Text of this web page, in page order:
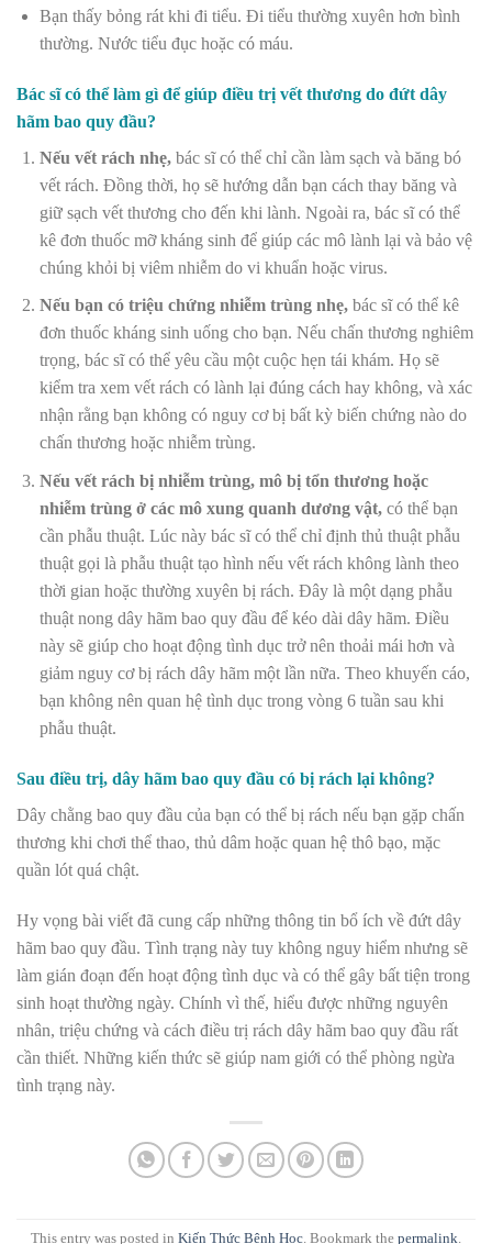
Bạn thấy bỏng rát khi đi tiểu. Đi tiểu thường xuyên hơn bình
thường. Nước tiểu đục hoặc có máu.
Bác sĩ có thể làm gì để giúp điều trị vết thương do đứt dây
hãm bao quy đầu?
Nếu vết rách nhẹ,bác sĩ có thể chỉ cần làm sạch và băng bó
vết rách. Đồng thời, họ sẽ hướng dẫn bạn cách thay băng và
giữ sạch vết thương cho đến khi lành. Ngoài ra, bác sĩ có thể
kê đơn thuốc mỡ kháng sinh để giúp các mô lành lại và bảo vệ
chúng khỏi bị viêm nhiễm do vi khuẩn hoặc virus.
Nếu bạn có triệu chứng nhiễm trùng nhẹ, bác sĩ có thể kê
đơn thuốc kháng sinh uống cho bạn. Nếu chấn thương nghiêm
trọng, bác sĩ có thể yêu cầu một cuộc hẹn tái khám. Họ sẽ
kiểm tra xem vết rách có lành lại đúng cách hay không, và xác
nhận rằng bạn không có nguy cơ bị bất kỳ biến chứng nào do
chấn thương hoặc nhiễm trùng.
Nếu vết rách bị nhiễm trùng, mô bị tổn thương hoặc
nhiễm trùng ở các mô xung quanh dương vật,có thể bạn
cần phẫu thuật. Lúc này bác sĩ có thể chỉ định thủ thuật phẫu
thuật gọi là phẫu thuật tạo hình nếu vết rách không lành theo
thời gian hoặc thường xuyên bị rách. Đây là một dạng phẫu
thuật nong dây hãm bao quy đầu để kéo dài dây hãm. Điều
này sẽ giúp cho hoạt động tình dục trở nên thoải mái hơn và
giảm nguy cơ bị rách dây hãm một lần nữa. Theo khuyến cáo,
bạn không nên quan hệ tình dục trong vòng 6 tuần sau khi
phẫu thuật.
Sau điều trị, dây hãm bao quy đầu có bị rách lại không?
Dây chằng bao quy đầu của bạn có thể bị rách nếu bạn gặp chấn
thương khi chơi thể thao, thủ dâm hoặc quan hệ thô bạo, mặc
quần lót quá chật.
Hy vọng bài viết đã cung cấp những thông tin bổ ích về đứt dây
hãm bao quy đầu. Tình trạng này tuy không nguy hiểm nhưng sẽ
làm gián đoạn đến hoạt động tình dục và có thể gây bất tiện trong
sinh hoạt thường ngày. Chính vì thế, hiểu được những nguyên
nhân, triệu chứng và cách điều trị rách dây hãm bao quy đầu rất
cần thiết. Những kiến thức sẽ giúp nam giới có thể phòng ngừa
tình trạng này.
This entry was posted in Kiến Thức Bệnh Học. Bookmark the permalink.